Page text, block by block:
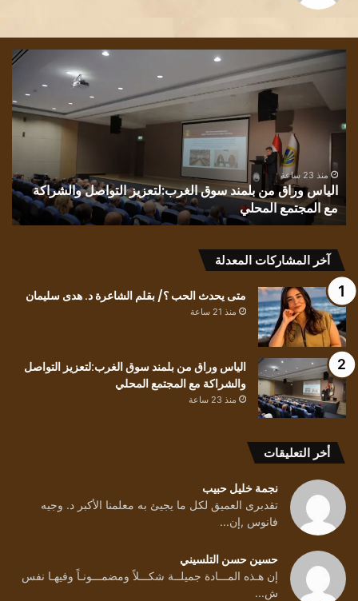
الياس
وراق
بلمند
سوق
الغرب:لتعزيز
التواصل
والشراكة
المجتمع
المحلي
منذ 23 ساعة
الياس وراق من بلمند سوق الغرب:لتعزيز التواصل والشراكة
مع المجتمع المحلي
آخر المشاركات المعدلة
متى يحدث الحب ؟/ بقلم الشاعرة د. هدى سليمان
منذ 21 ساعة
الياس وراق من بلمند سوق الغرب:لتعزيز التواصل
والشراكة مع المجتمع المحلي
منذ 23 ساعة
أخر التعليقات
نجمة خليل حبيب
تقدبرى العميق لكل ما يجيئ به معلمنا الأكبر د. وجيه
فانوس ,إن...
حسين حسن التلسيني
إن هـذه المـــادة جميلــة شكـــلاً ومضمـــونـاً وفيهـا نفس
ش...